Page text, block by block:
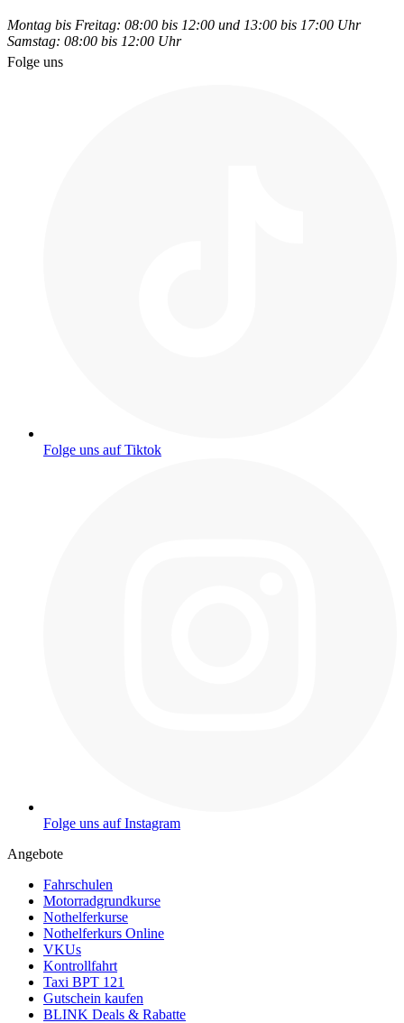
Montag bis Freitag: 08:00 bis 12:00 und 13:00 bis 17:00 Uhr
Samstag: 08:00 bis 12:00 Uhr
Folge uns
Folge uns auf Tiktok
Folge uns auf Instagram
Angebote
Fahrschulen
Motorradgrundkurse
Nothelferkurse
Nothelferkurs Online
VKUs
Kontrollfahrt
Taxi BPT 121
Gutschein kaufen
BLINK Deals & Rabatte